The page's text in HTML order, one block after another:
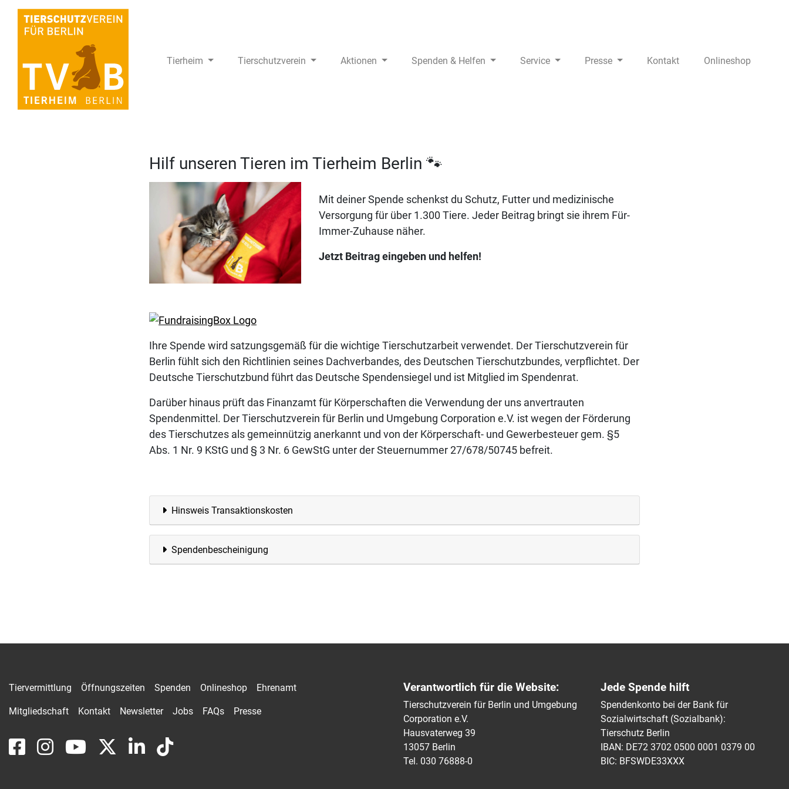
Tierheim Tierschutzverein Aktionen Spenden & Helfen Service Presse Kontakt Onlineshop
Hilf unseren Tieren im Tierheim Berlin 🐾
Mit deiner Spende schenkst du Schutz, Futter und medizinische
Versorgung für über 1.300 Tiere. Jeder Beitrag bringt sie ihrem Für-
Immer-Zuhause näher.
Jetzt Beitrag eingeben und helfen!
Ihre Spende wird satzungsgemäß für die wichtige Tierschutzarbeit verwendet. Der Tierschutzverein für
Berlin fühlt sich den Richtlinien seines Dachverbandes, des Deutschen Tierschutzbundes, verpflichtet. Der
Deutsche Tierschutzbund führt das Deutsche Spendensiegel und ist Mitglied im Spendenrat.
Darüber hinaus prüft das Finanzamt für Körperschaften die Verwendung der uns anvertrauten
Spendenmittel. Der Tierschutzverein für Berlin und Umgebung Corporation e.V. ist wegen der Förderung
des Tierschutzes als gemeinnützig anerkannt und von der Körperschaft- und Gewerbesteuer gem. §5
Abs. 1 Nr. 9 KStG und § 3 Nr. 6 GewStG unter der Steuernummer 27/678/50745 befreit.
Hinsweis Transaktionskosten
Spendenbescheinigung
Tiervermittlung Öffnungszeiten Spenden Onlineshop Ehrenamt
Mitgliedschaft Kontakt Newsletter Jobs FAQs Presse
Verantwortlich für die Website:
Tierschutzverein für Berlin und Umgebung
Corporation e.V.
Hausvaterweg 39
13057 Berlin
Tel. 030 76888-0
Jede Spende hilft
Spendenkonto bei der Bank für
Sozialwirtschaft (Sozialbank):
Tierschutz Berlin
IBAN: DE72 3702 0500 0001 0379 00
BIC: BFSWDE33XXX